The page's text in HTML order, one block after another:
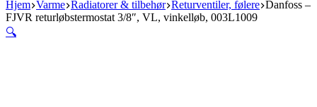
Hjem Varme Radiatorer & tilbehør Returventiler, følere Danfoss –
FJVR returløbstermostat 3/8″, VL, vinkelløb, 003L1009
🔍